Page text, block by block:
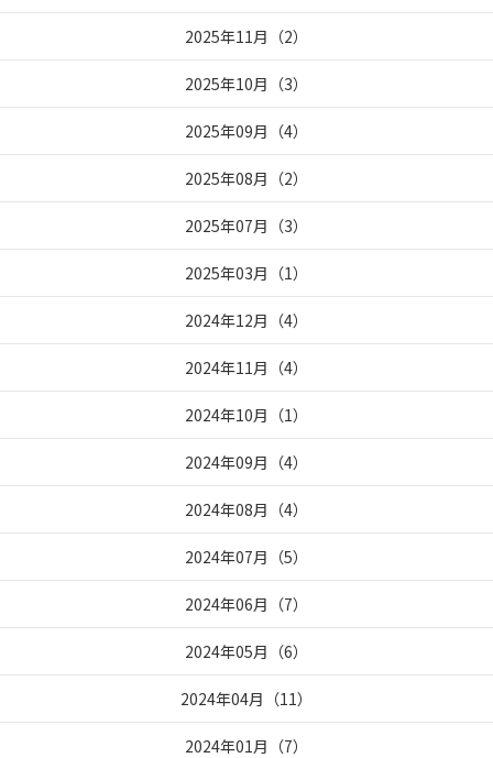
2025年11月 （2）
2025年10月 （3）
2025年09月 （4）
2025年08月 （2）
2025年07月 （3）
2025年03月 （1）
2024年12月 （4）
2024年11月 （4）
2024年10月 （1）
2024年09月 （4）
2024年08月 （4）
2024年07月 （5）
2024年06月 （7）
2024年05月 （6）
2024年04月 （11）
2024年01月 （7）